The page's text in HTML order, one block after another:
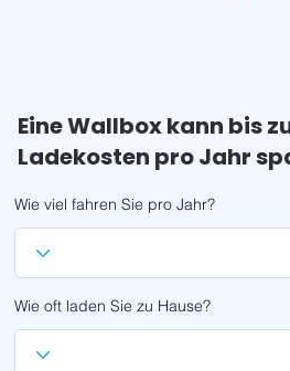
Eine Wallbox kann bis
Ladekosten pro Jahr
Wie viel fahren Sie pro Jahr?
Wie oft laden Sie zu Hause?